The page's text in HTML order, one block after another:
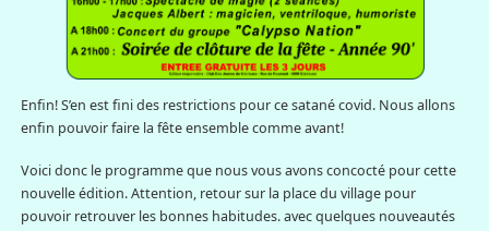
Enfin! S’en est fini des restrictions pour ce satané covid. Nous allons
enfin pouvoir faire la fête ensemble comme avant!
Voici donc le programme que nous vous avons concocté pour cette
nouvelle édition. Attention, retour sur la place du village pour
pouvoir retrouver les bonnes habitudes. avec quelques nouveautés